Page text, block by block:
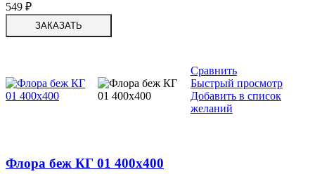
549 ₽
ЗАКАЗАТЬ
Сравнить
Быстрый просмотр
Добавить в список
желаний
Флора беж КГ 01 400х400